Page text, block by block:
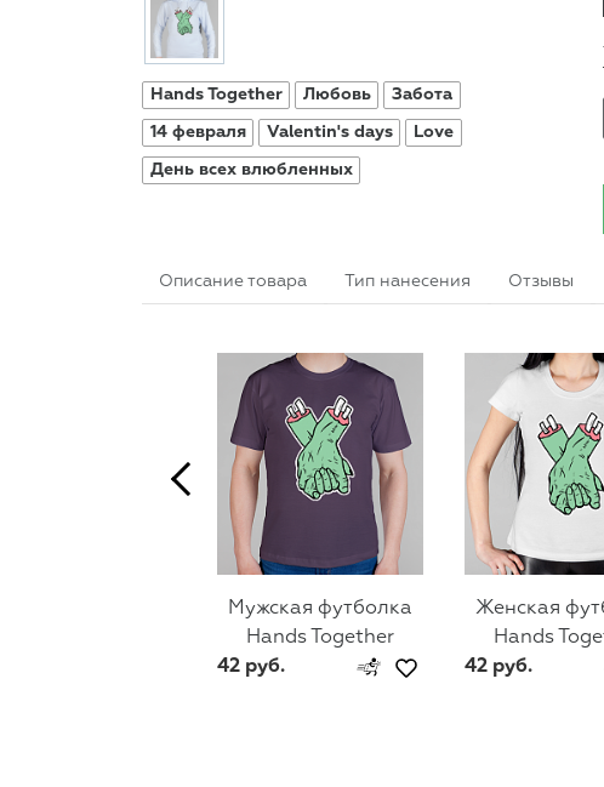
Hands Together Любовь Забота
14 февраля Valentin's days Love
День всех влюбленных
Описание товара Тип нанесения Отзывы
Мужская футболка
Hands Together
42 руб.
Женская
Hands
42 руб.